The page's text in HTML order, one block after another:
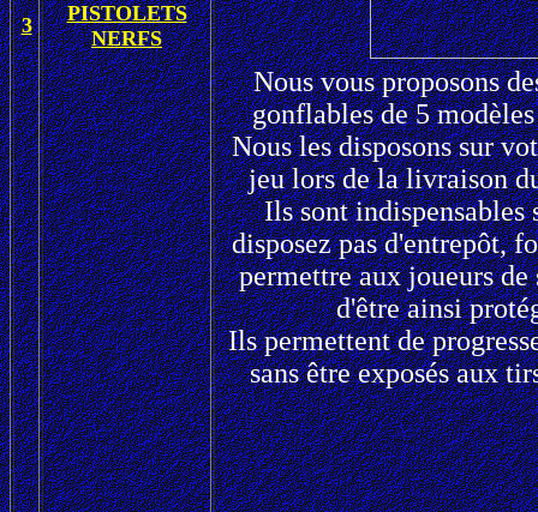
3
PISTOLETS
NERFS
Nous vous proposons
gonflables de 5
Nous les disposons sur
jeu lors de la livraison
Ils sont indispensables
disposez pas d'entrepôt,
permettre aux joueurs de
d'être ainsi
Ils permettent de
sans être exposés aux